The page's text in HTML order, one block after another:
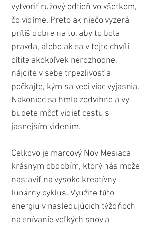
vytvoriť ružový odtieň vo všetkom,
čo vidíme. Preto ak niečo vyzerá
príliš dobre na to, aby to bola
pravda, alebo ak sa v tejto chvíli
cítite akokoľvek nerozhodne,
nájdite v sebe trpezlivosť a
počkajte, kým sa veci viac vyjasnia.
Nakoniec sa hmla zodvihne a vy
budete môcť vidieť cestu s
jasnejším videním.
Celkovo je marcový Nov Mesiaca
krásnym obdobím, ktorý nás može
nastaviť na vysoko kreatívny
lunárny cyklus. Využite túto
energiu v nasledujúcich týždňoch
na snívanie veľkých snov a